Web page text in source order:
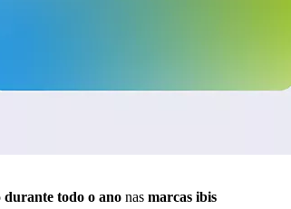
durante todo o ano nas marcas ibis